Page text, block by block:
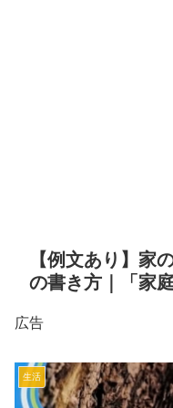
【例文あり】家
の書き方｜「家
広告
生活